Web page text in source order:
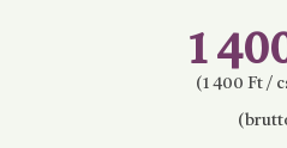
1
(1 400 Ft /